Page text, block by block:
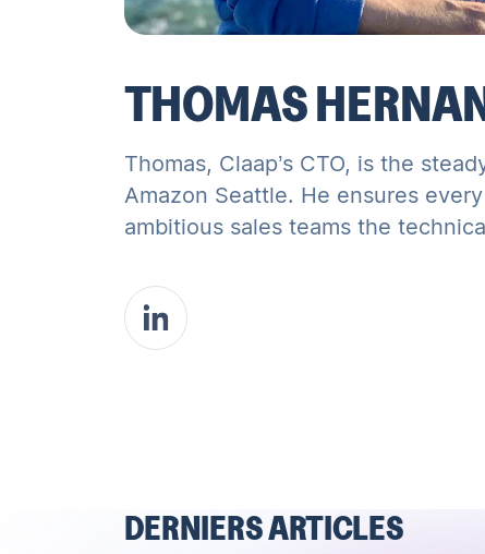
THOMAS
Thomas, Claap’s CTO, is the
Amazon Seattle. He ensures
ambitious sales teams the
DERNIERS ARTICLES